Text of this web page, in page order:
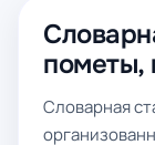
пометы,
Словарная